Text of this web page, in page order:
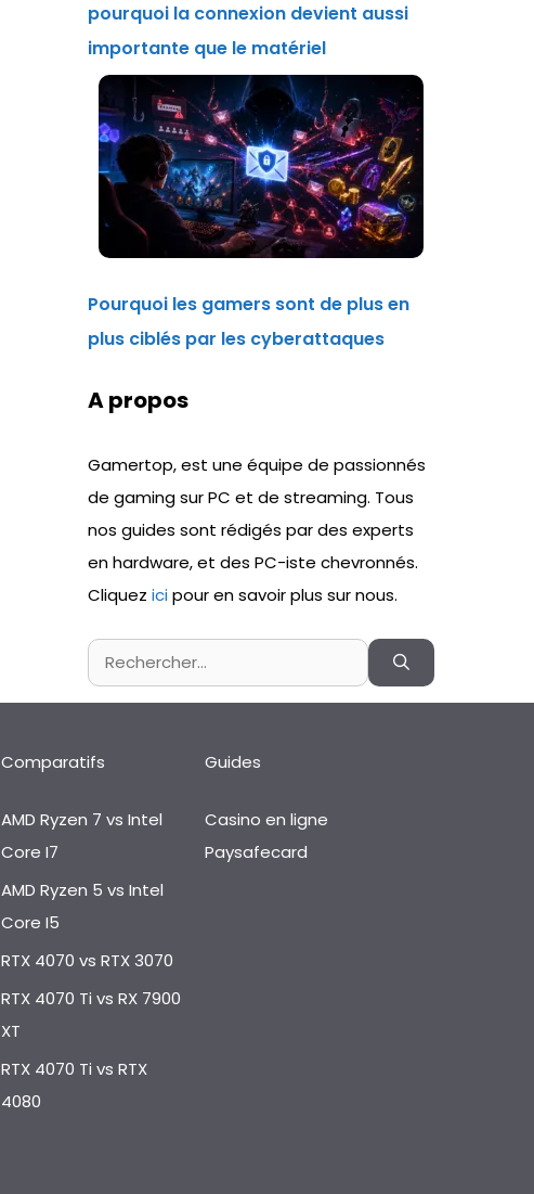
pourquoi la connexion devient aussi
importante que le matériel
Pourquoi les gamers sont de plus en
plus ciblés par les cyberattaques
A propos
Gamertop, est une équipe de passionnés
de gaming sur PC et de streaming. Tous
nos guides sont rédigés par des experts
en hardware, et des PC-iste chevronnés.
Cliquez icipour en savoir plus sur nous.
Rechercher :
Comparatifs
AMD Ryzen 7 vs Intel
Core I7
AMD Ryzen 5 vs Intel
Core I5
RTX 4070 vs RTX 3070
RTX 4070 Ti vs RX 7900
XT
RTX 4070 Ti vs RTX
4080
Guides
Casino en ligne
Paysafecard